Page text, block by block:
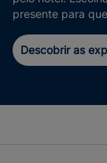
presente para
Descobrir as